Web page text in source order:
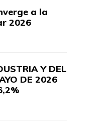
a la
2026
Y DEL
DE 2026